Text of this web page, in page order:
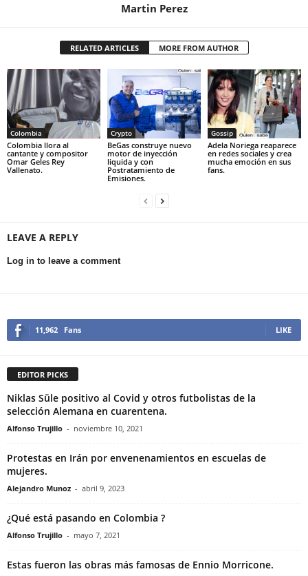
Martin Perez
RELATED ARTICLES MORE FROM AUTHOR
Colombia
Colombia llora al
cantante y compositor
Omar Geles Rey
Vallenato.
Crypto
BeGas construye nuevo
motor de inyección
liquida y con
Postratamiento de
Emisiones.
Gossip
Adela Noriega reaparece
en redes sociales y crea
mucha emoción en sus
fans.
LEAVE A REPLY
Log in to leave a comment
11,962 Fans LIKE
EDITOR PICKS
Niklas Süle positivo al Covid y otros futbolistas de la
selección Alemana en cuarentena.
Alfonso Trujillo - noviembre 10, 2021
Protestas en Irán por envenenamientos en escuelas de
mujeres.
Alejandro Munoz - abril 9, 2023
¿Qué está pasando en Colombia ?
Alfonso Trujillo - mayo 7, 2021
Estas fueron las obras más famosas de Ennio Morricone.